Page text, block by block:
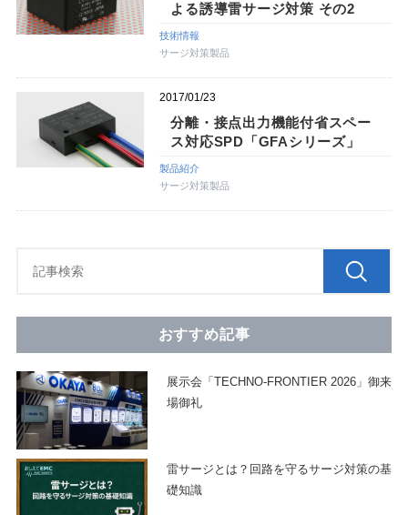
よる誘導雷サージ対策 その2
技術情報
サージ対策製品
2017/01/23
分離・接点出力機能付省スペー
ス対応SPD「GFAシリーズ」
製品紹介
サージ対策製品
おすすめ記事
展示会「TECHNO-FRONTIER 2026」御来
場御礼
雷サージとは？回路を守るサージ対策の基
礎知識